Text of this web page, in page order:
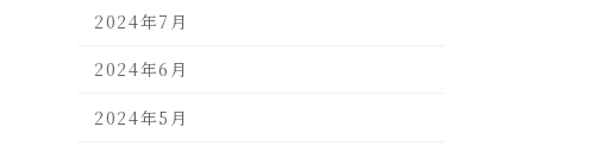
2024年7月
2024年6月
2024年5月